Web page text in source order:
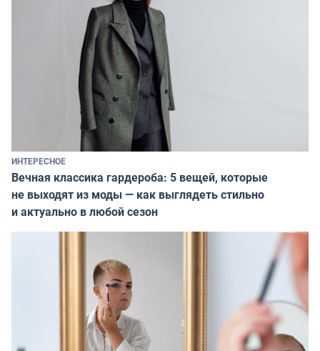
ИНТЕРЕСНОЕ
Вечная классика гардероба: 5 вещей, которые
не выходят из моды — как выглядеть стильно
и актуально в любой сезон